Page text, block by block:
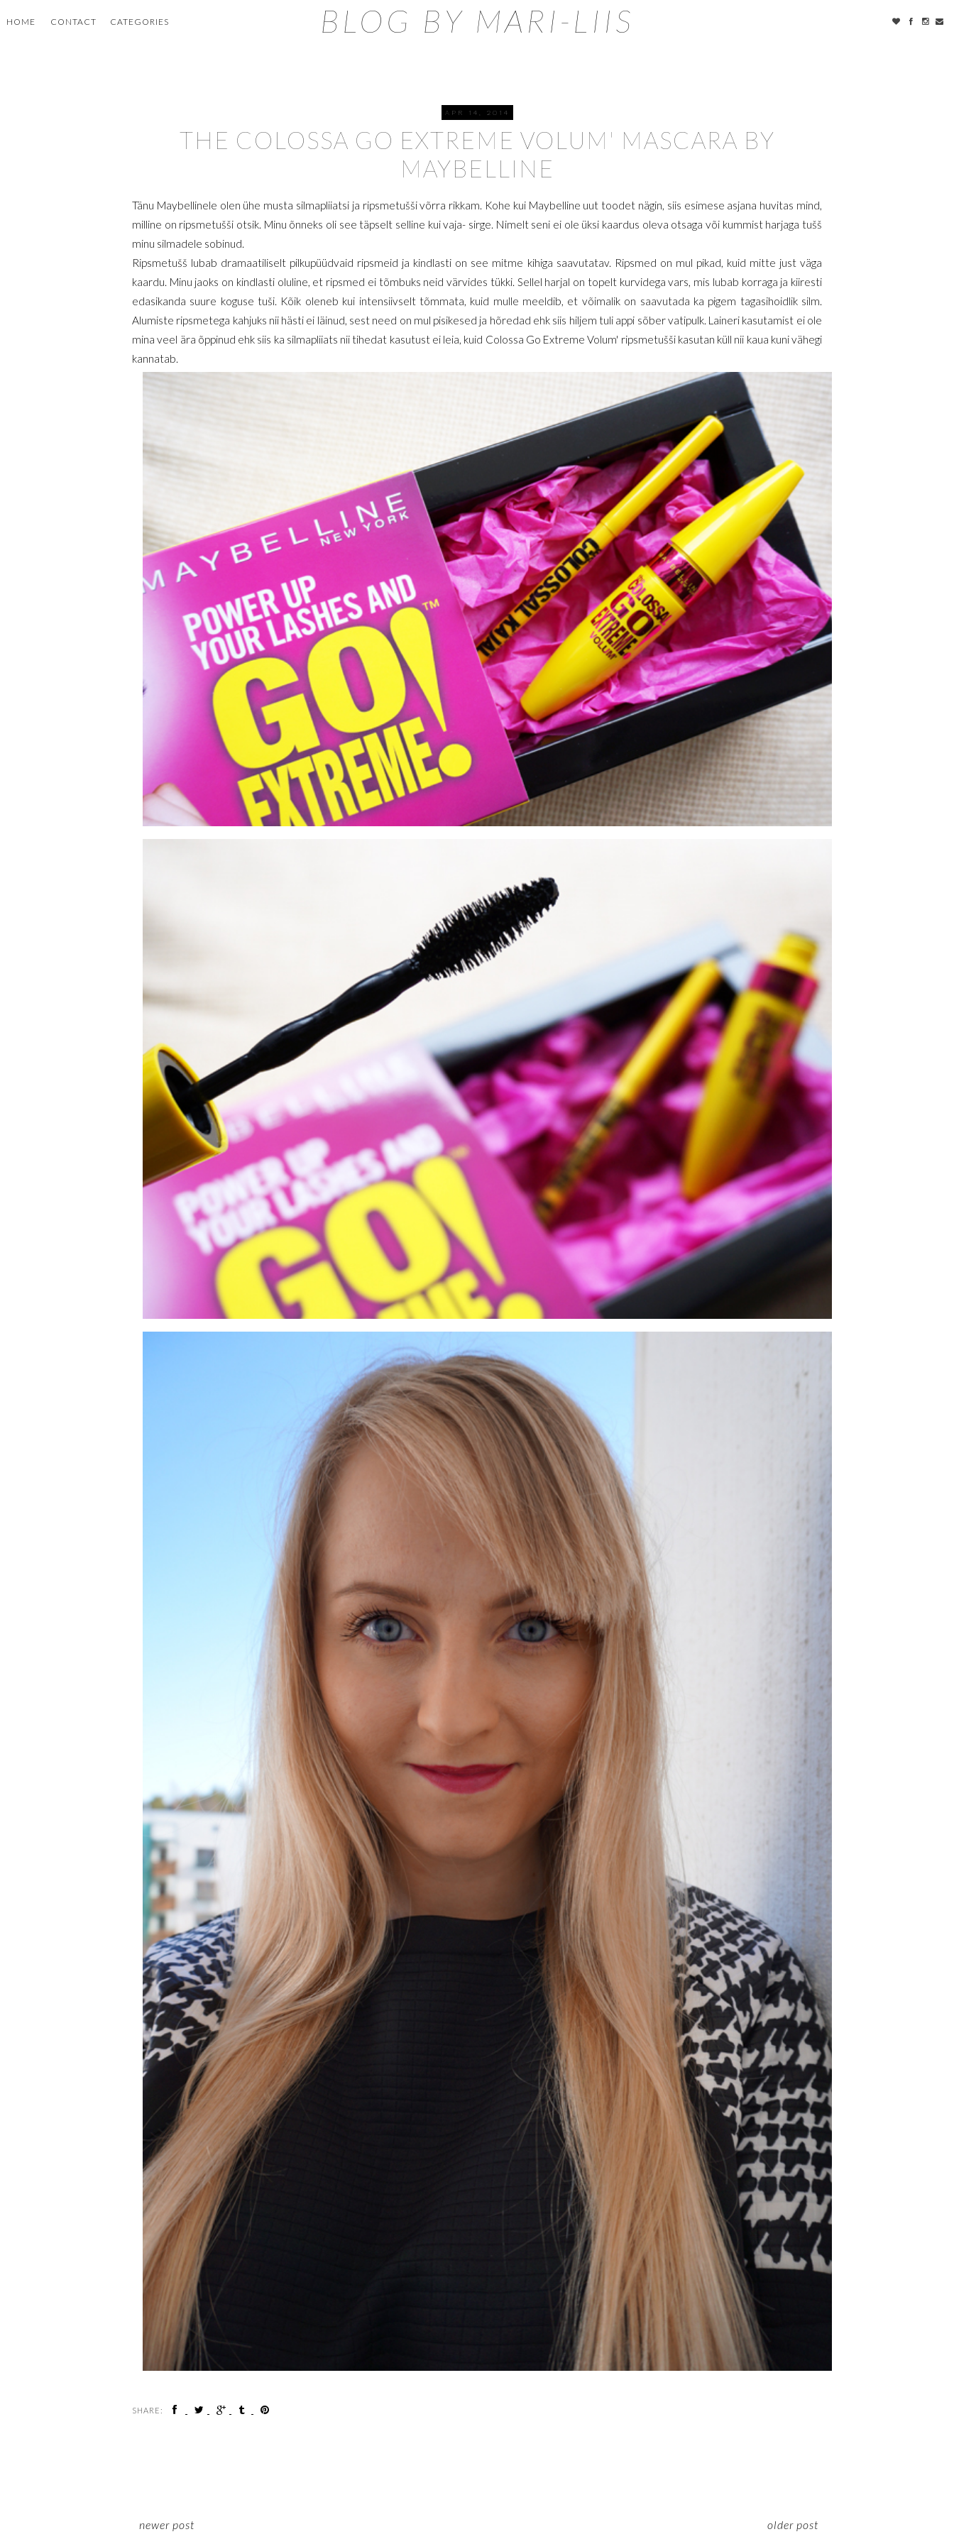
BLOG BY MARI-LIIS
HOME CONTACT CATEGORIES
APR 14, 2014
THE COLOSSA GO EXTREME VOLUM' MASCARA BY
MAYBELLINE
Tänu Maybellinele olen ühe musta silmapliiatsi ja ripsmetušši võrra rikkam. Kohe kui Maybelline uut toodet nägin, siis esimese asjana huvitas mind,
milline on ripsmetušši otsik. Minu õnneks oli see täpselt selline kui vaja- sirge. Nimelt seni ei ole üksi kaardus oleva otsaga või kummist harjaga tušš
minu silmadele sobinud.
Ripsmetušš lubab dramaatiliselt pilkupüüdvaid ripsmeid ja kindlasti on see mitme kihiga saavutatav. Ripsmed on mul pikad, kuid mitte just väga
kaardu. Minu jaoks on kindlasti oluline, et ripsmed ei tõmbuks neid värvides tükki. Sellel harjal on topelt kurvidega vars, mis lubab korraga ja kiiresti
edasikanda suure koguse tuši. Kõik oleneb kui intensiivselt tõmmata, kuid mulle meeldib, et võimalik on saavutada ka pigem tagasihoidlik silm.
Alumiste ripsmetega kahjuks nii hästi ei läinud, sest need on mul pisikesed ja hõredad ehk siis hiljem tuli appi sõber vatipulk. Laineri kasutamist ei ole
mina veel ära õppinud ehk siis ka silmapliiats nii tihedat kasutust ei leia, kuid Colossa Go Extreme Volum' ripsmetušši kasutan küll nii kaua kuni vähegi
kannatab.
SHARE:
newer post older post